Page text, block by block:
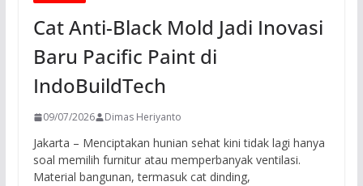
Cat Anti-Black Mold Jadi Inovasi
Baru Pacific Paint di
IndoBuildTech
09/07/2026 Dimas Heriyanto
Jakarta – Menciptakan hunian sehat kini tidak lagi hanya
soal memilih furnitur atau memperbanyak ventilasi.
Material bangunan, termasuk cat dinding,